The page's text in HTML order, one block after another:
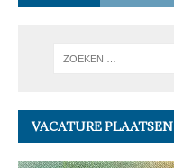
VACATURE PLAATSEN